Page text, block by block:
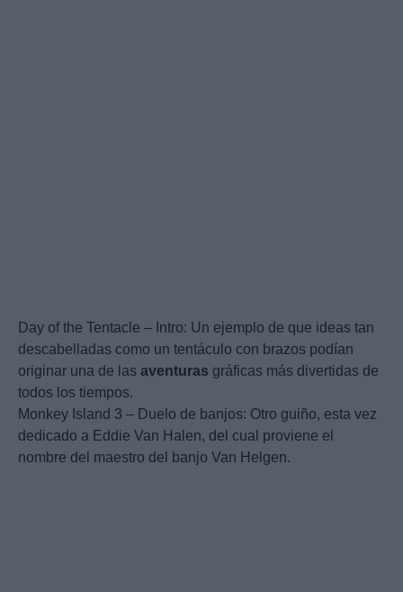
Day of the Tentacle – Intro: Un ejemplo de que ideas tan
descabelladas como un tentáculo con brazos podían
originar una de las aventuras gráficas más divertidas de
todos los tiempos.
Monkey Island 3 – Duelo de banjos: Otro guiño, esta vez
dedicado a Eddie Van Halen, del cual proviene el
nombre del maestro del banjo Van Helgen.